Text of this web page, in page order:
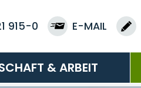
915-0 E-MAIL
& ARBEIT